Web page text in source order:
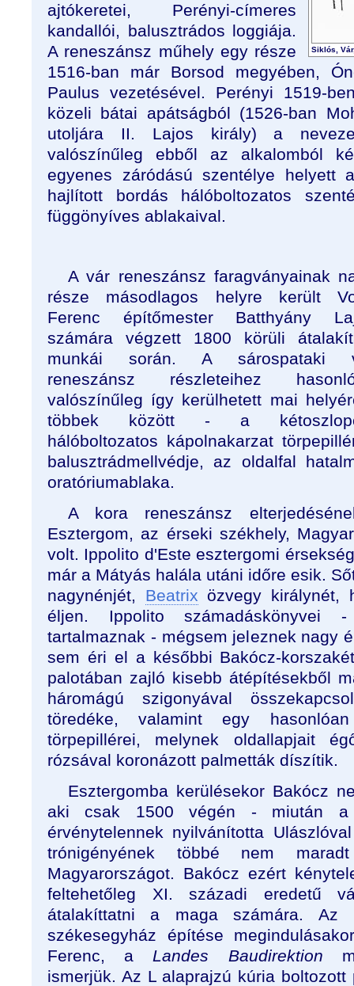
Siklós,
ajtókeretei, Perényi-címeres
kandallói, balusztrádos loggiája.
A reneszánsz műhely egy része
1516-ban már Borsod megyében,
Paulus vezetésével. Perényi 1519-
közeli bátai apátságból (1526-ban
utoljára II. Lajos király) a
valószínűleg ebből az alkalomból
egyenes záródású szentélye helyett
hajlított bordás hálóboltozatos
függönyíves ablakaival.
A vár reneszánsz faragványainak
része másodlagos helyre került
Ferenc építőmester Batthyány
számára végzett 1800 körüli
munkái során. A sárospataki
reneszánsz részleteihez
valószínűleg így kerülhetett mai
többek között - a
hálóboltozatos kápolnakarzat
balusztrádmellvédje, az oldalfal
oratóriumablaka.
A kora reneszánsz
Esztergom, az érseki székhely,
volt. Ippolito d'Este esztergomi
már a Mátyás halála utáni időre esik.
nagynénjét, Beatrix özvegy királynét,
éljen. Ippolito számadáskönyvei
tartalmaznak - mégsem jeleznek nagy
sem éri el a későbbi Bakócz-
palotában zajló kisebb átépítésekből
háromágú szigonyával
töredéke, valamint egy
törpepillérei, melynek oldallapjait
rózsával koronázott palmetták díszítik.
Esztergomba kerülésekor Bakócz
aki csak 1500 végén - miután a
érvénytelennek nyilvánította
trónigényének többé nem
Magyarországot. Bakócz ezért
feltehetőleg XI. századi eredetű
átalakíttatni a maga számára. Az
székesegyház építése
Ferenc, a Landes Baudirektion
ismerjük. Az L alaprajzú kúria